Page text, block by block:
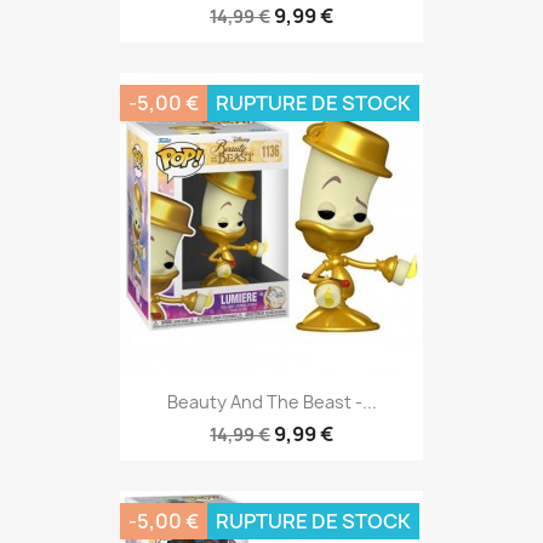
14,99 € 9,99 €
Beauty And The Beast -...
14,99 € 9,99 €
-5,00 € RUPTURE DE STOCK
-5,00 € RUPTURE DE STOCK